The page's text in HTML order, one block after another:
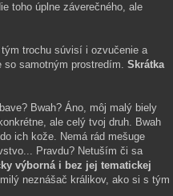
toho úplne záverečného, ale
trochu súvisí i ozvučenie a
so samotným prostredím. Skrátka
Bwah? Áno, môj malý biely
ale celý tvoj druh. Bwah
ich kože. Nemá rád mešuge
Pravdu? Netuším či sa
výborná i bez jej tematickej
neznášač králikov, ako si s tým